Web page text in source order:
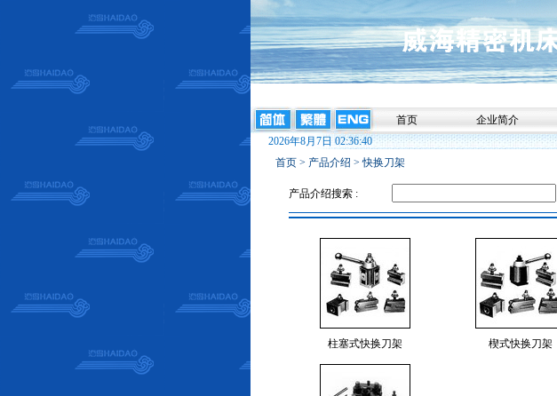
首页 企业简介
2026年8月7日 02:36:40
首页> 产品介绍 >快换刀架
产品介绍搜索 :
柱塞式快换刀架 楔式快换刀架